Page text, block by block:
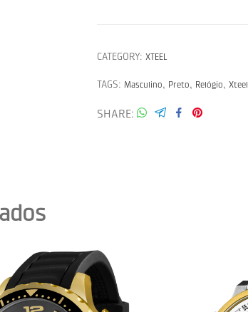
CATEGORY: XTEEL
TAGS: Masculino, Preto, Relógio, Xteel
SHARE